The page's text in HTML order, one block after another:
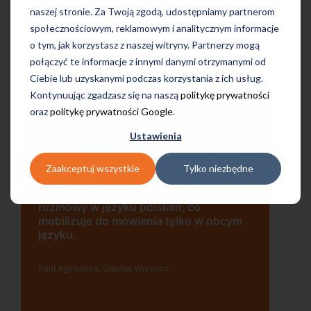
naszej stronie. Za Twoją zgodą, udostępniamy partnerom
społecznościowym, reklamowym i analitycznym informacje
o tym, jak korzystasz z naszej witryny. Partnerzy mogą
połączyć te informacje z innymi danymi otrzymanymi od
Ciebie lub uzyskanymi podczas korzystania z ich usług.
Kontynuując zgadzasz się na nasząpolitykę prywatności
orazpolitykę prywatności Google.
Ustawienia
Zaakceptuj wszystkie Tylko niezbędne
Uczę się w tej szkole od 4 lat i jestem
bardzo zadowolona. Zajęcia z nativami,
wygodna, nowoczesna szkoła położona
w dogodnej lokalizacji, bo tuż przy
bardzo konkurencyjna cena kursu i
najlepsza Pani manager, która służy
pomocą w każdej chwili! Polecam!
Pani Małgrzata, Warszawa Metro Świętokrzyska